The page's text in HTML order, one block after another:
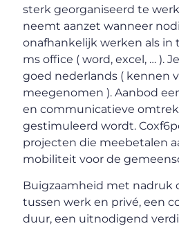
sterk georganiseerd te
neemt aanzet wanneer
onafhankelijk werken als in
ms office ( word, excel, … ).
goed nederlands ( kennen
meegenomen ). Aanbod
en communicatieve
gestimuleerd wordt.
projecten die meebetalen
mobiliteit voor de
Buigzaamheid met nadruk
tussen werk en privé, een
duur, een uitnodigend